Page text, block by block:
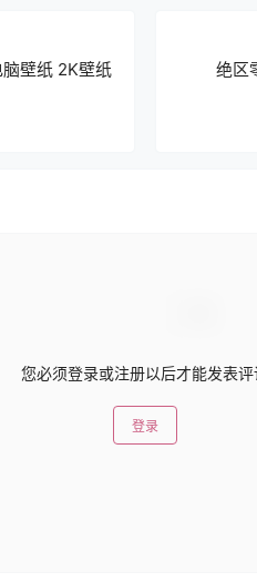
壁纸 2K壁纸 绝区
您必须登录或注册以后才能发表评
登录